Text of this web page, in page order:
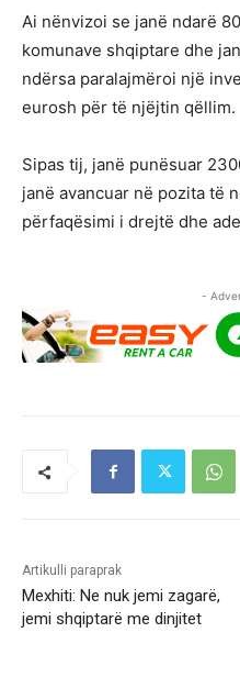
Ai nënvizoi se janë ndarë
komunave shqiptare dhe
ndërsa paralajmëroi një
eurosh për të njëjtin qëllim.
Sipas tij, janë punësuar
janë avancuar në pozita të
përfaqësimi i drejtë dhe
-
Artikulli paraprak
Mexhiti: Ne nuk jemi zagarë,
jemi shqiptarë me dinjitet